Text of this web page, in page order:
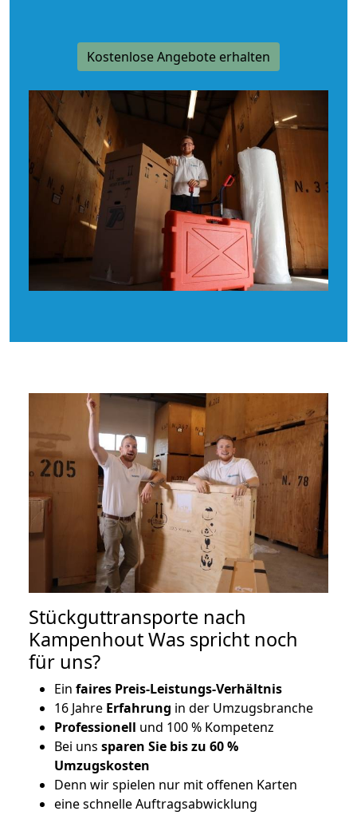
Kostenlose Angebote erhalten
Stückguttransporte nach
Kampenhout Was spricht noch
für uns?
Ein faires Preis-Leistungs-Verhältnis
16 Jahre Erfahrung in der Umzugsbranche
Professionell und 100 % Kompetenz
Bei uns sparen Sie bis zu 60 %
Umzugskosten
Denn wir spielen nur mit offenen Karten
eine schnelle Auftragsabwicklung